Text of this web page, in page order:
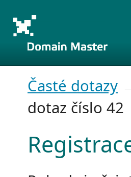
Časté dotazy
dotaz číslo 42